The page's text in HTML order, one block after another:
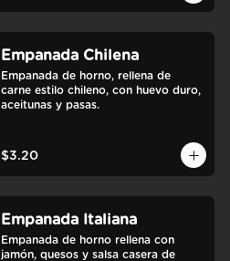
Empanada Chilena
Empanada de horno, rellena de
carne estilo chileno, con huevo duro,
aceitunas y pasas.
$3.20
Empanada Italiana
Empanada de horno rellena con
jamón, quesos y salsa casera de